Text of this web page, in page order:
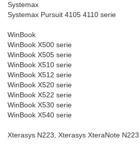
Systemax
Systemax Pursuit 4105 4110 serie
WinBook
WinBook X500 serie
WinBook X505 serie
WinBook X510 serie
WinBook X512 serie
WinBook X520 serie
WinBook X522 serie
WinBook X530 serie
WinBook X540 serie
Xterasys N223, Xterasys XteraNote N223